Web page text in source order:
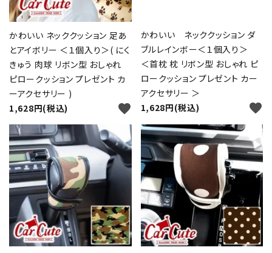
かわいい ネッククッション 足あ
とアイボリー ＜１個入り＞( にく
きゅう 肉球 リボン型 おしゃれ
ピロークッション プレゼント カ
ーアクセサリー )
1,628円(税込)
favorite
かわいい ネッククッション ダ
ブルレインボー＜１個入り＞
＜首枕 枕 リボン型 おしゃれ ピ
ロークッション プレゼント カー
アクセサリー ＞
1,628円(税込)
favorite